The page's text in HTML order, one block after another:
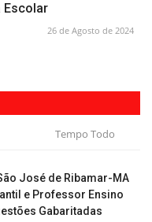
Escolar
26 de Agosto de 2024
Tempo Todo
José de Ribamar-MA
e Professor Ensino
Gabaritadas